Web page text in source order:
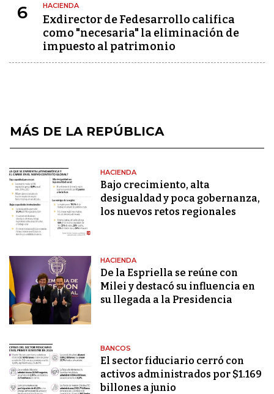
6 HACIENDA
Exdirector de Fedesarrollo califica
como "necesaria" la eliminación de
impuesto al patrimonio
MÁS DE LA REPÚBLICA
HACIENDA
Bajo crecimiento, alta
desigualdad y poca gobernanza,
los nuevos retos regionales
HACIENDA
De la Espriella se reúne con
Milei y destacó su influencia en
su llegada a la Presidencia
BANCOS
El sector fiduciario cerró con
activos administrados por $1.169
billones a junio